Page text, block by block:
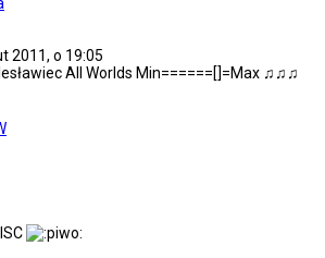
2011, o 19:05
All Worlds Min======[]=Max ♫♫♫